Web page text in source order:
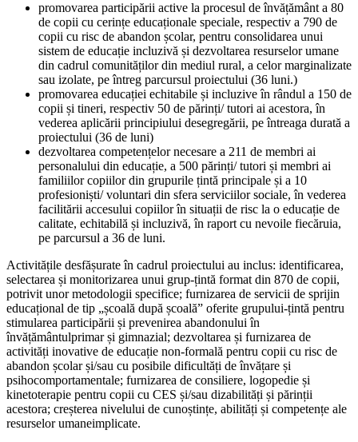
promovarea participării active la procesul de învățământ a 80
de copii cu cerințe educaționale speciale, respectiv a 790 de
copii cu risc de abandon școlar, pentru consolidarea unui
sistem de educație incluzivă și dezvoltarea resurselor umane
din cadrul comunităților din mediul rural, a celor marginalizate
sau izolate, pe întreg parcursul proiectului (36 luni.)
promovarea educației echitabile și incluzive în rândul a 150 de
copii și tineri, respectiv 50 de părinți/ tutori ai acestora, în
vederea aplicării principiului desegregării, pe întreaga durată a
proiectului (36 de luni)
dezvoltarea competențelor necesare a 211 de membri ai
personalului din educație, a 500 părinți/ tutori și membri ai
familiilor copiilor din grupurile țintă principale și a 10
profesioniști/ voluntari din sfera serviciilor sociale, în vederea
facilitării accesului copiilor în situații de risc la o educație de
calitate, echitabilă și incluzivă, în raport cu nevoile fiecăruia,
pe parcursul a 36 de luni.
Activitățile desfășurate în cadrul proiectului au inclus: identificarea,
selectarea și monitorizarea unui grup-țintă format din 870 de copii,
potrivit unor metodologii specifice; furnizarea de servicii de sprijin
educațional de tip „școală după școală” oferite grupului-țintă pentru
stimularea participării și prevenirea abandonului în
învățământulprimar și gimnazial; dezvoltarea și furnizarea de
activități inovative de educație non-formală pentru copii cu risc de
abandon școlar și/sau cu posibile dificultăți de învățare și
psihocomportamentale; furnizarea de consiliere, logopedie și
kinetoterapie pentru copii cu CES și/sau dizabilități și părinții
acestora; creșterea nivelului de cunoștințe, abilități și competențe ale
resurselor umaneimplicate.